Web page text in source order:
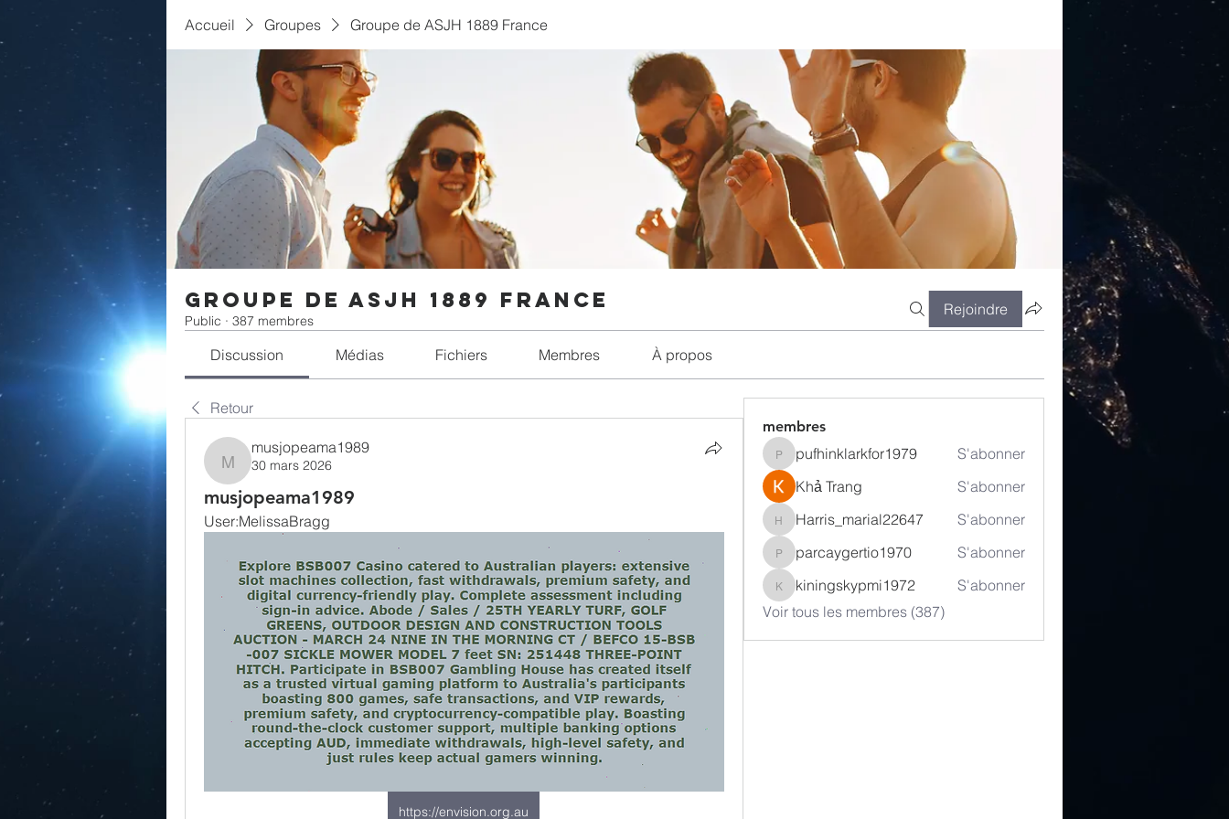
Accueil Groupes Groupe de ASJH 1889 France
Groupe de ASJH 1889 France
Public · 387 membres
Rejoindre
Discussion Médias Fichiers Membres À propos
Retour
musjopeama1989
musjopeama1989
30 mars 2026
musjopeama1989
User:MelissaBragg
https://envision.org.au
membres
pufhinklarkfor1979
pufhinklarkfor1979
S'abonner
Khả Trang
S'abonner
Harris_marial22647
Harris_marial22647 S'abonner
parcaygertio1970
parcaygertio1970 S'abonner
kiningskypmi1972
kiningskypmi1972
S'abonner
Voir tous les membres (387)